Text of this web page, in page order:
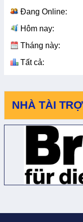
Đang Online:
Hôm nay:
Tháng này:
Tất cả:
NHÀ TÀI TRỢ